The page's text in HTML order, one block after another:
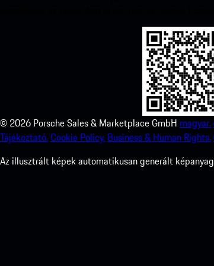
© 2026 Porsche Sales & Marketplace GmbH magyar.
Tájékoztató.Cookie Policy. Business & Human Rights.
Az illusztrált képek automatikusan generált